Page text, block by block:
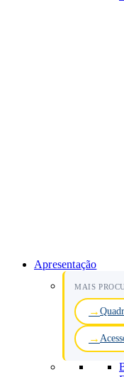
Apresentação
MAIS